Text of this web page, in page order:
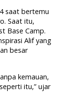
saat bertemu
Saat itu,
Base Camp.
Alif yang
besar
kemauan,
itu,” ujar